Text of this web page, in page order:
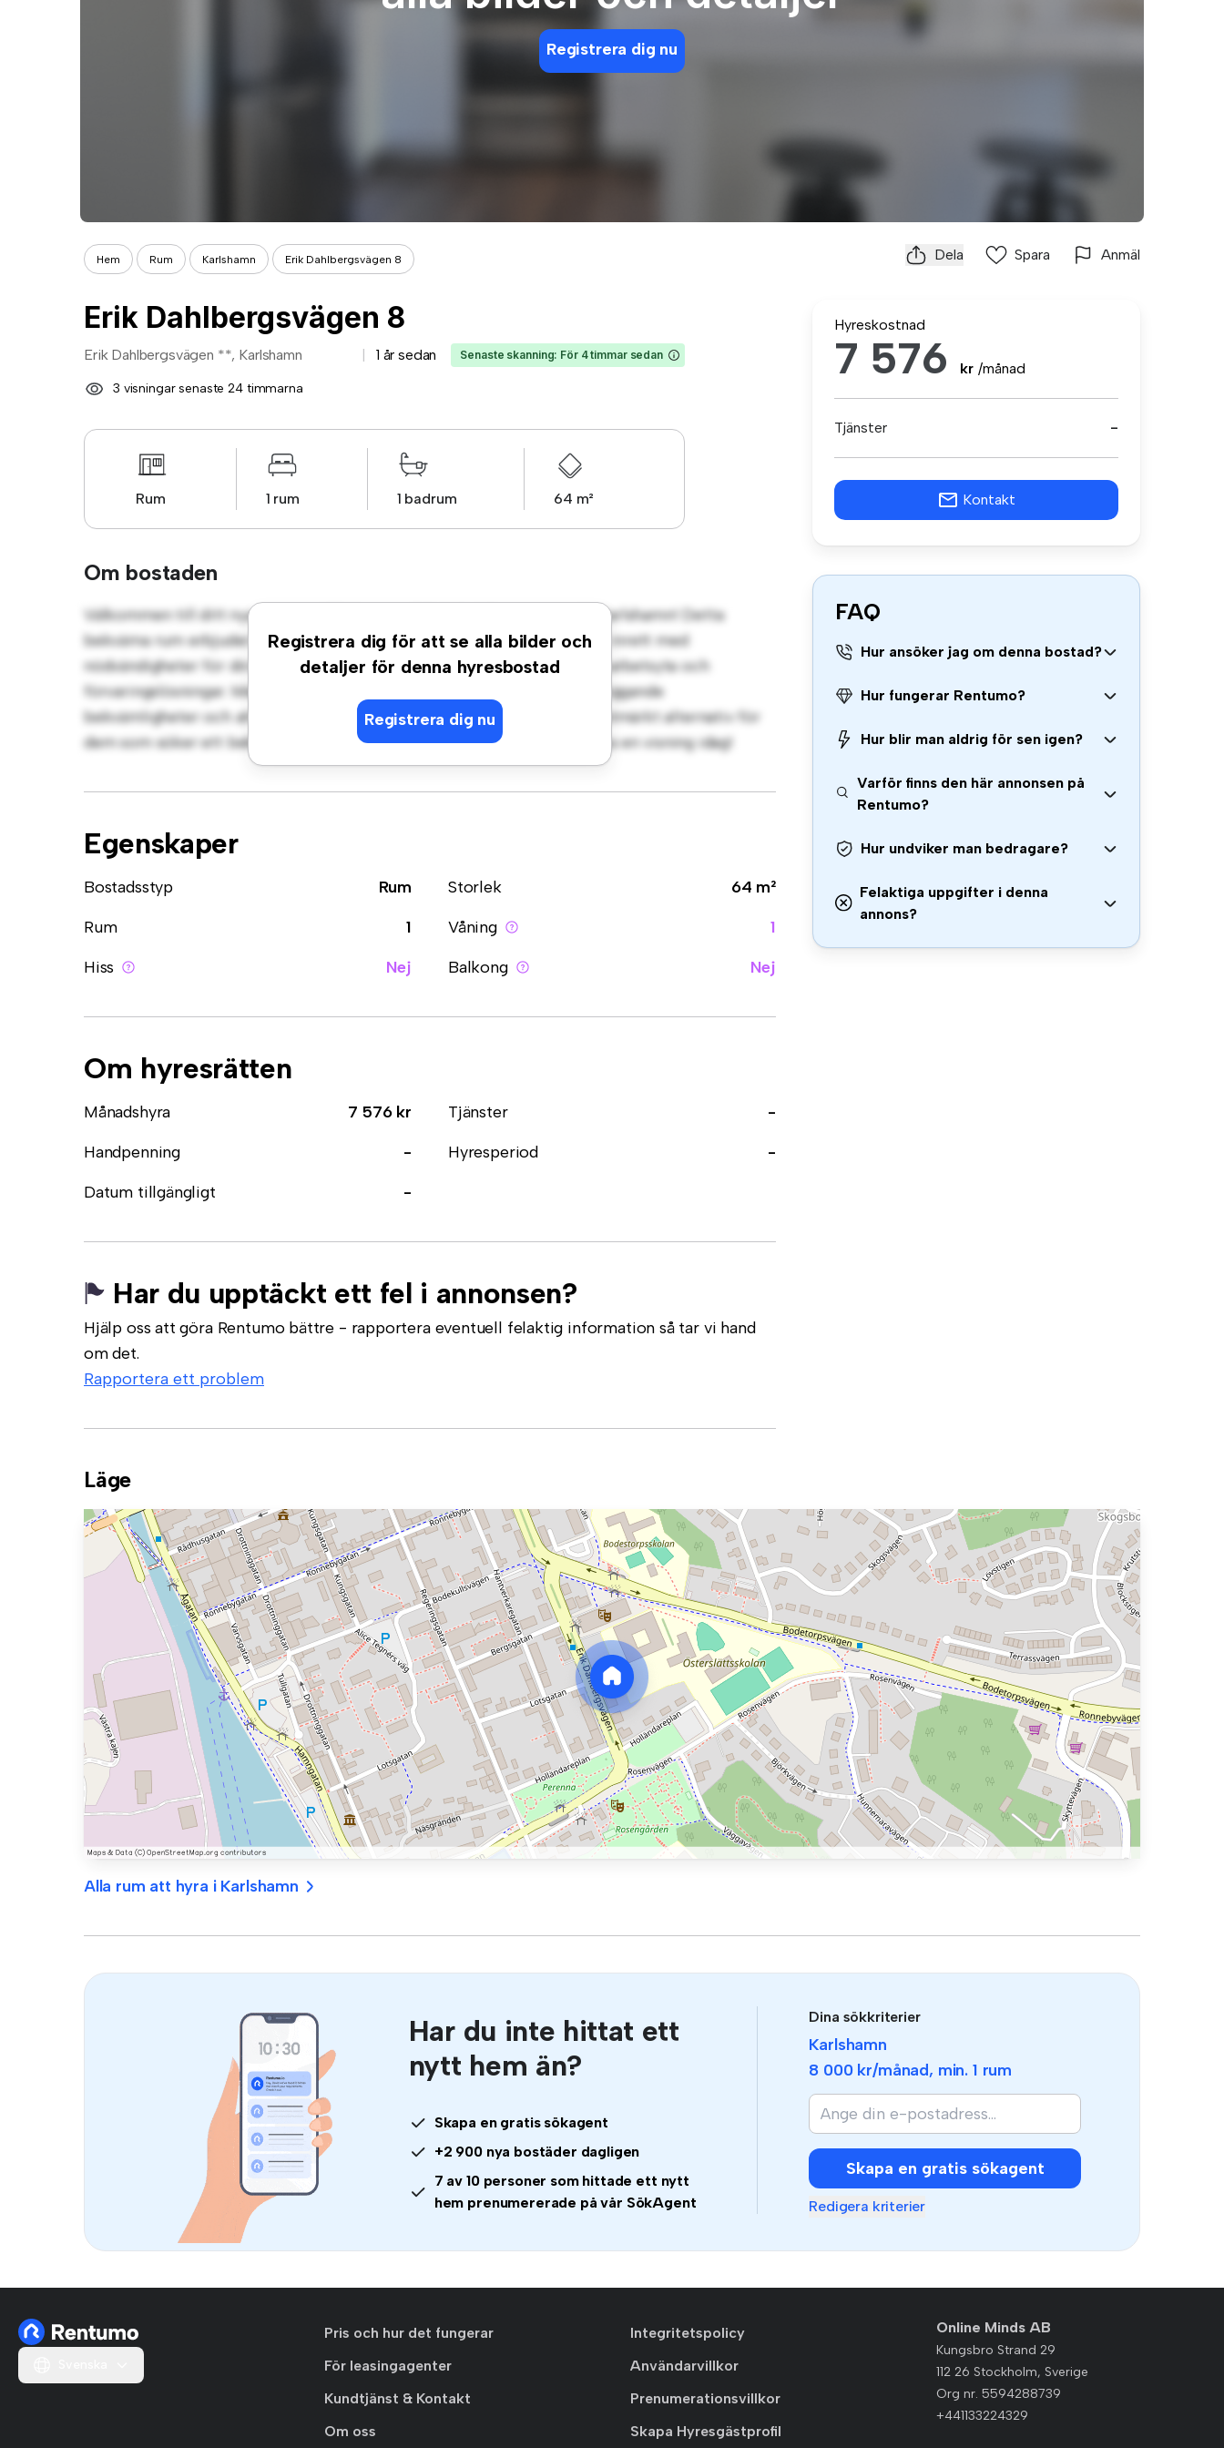
Registrera dig nu
Hem Rum Karlshamn Erik Dahlbergsvägen 8 Dela Spara Anmäl
Erik Dahlbergsvägen 8
Erik Dahlbergsvägen **, Karlshamn 1 år sedan Senaste skanning: För 4 timmar sedan
3 visningar senaste 24 timmarna
Rum 1 rum 1 badrum 64 m²
Om bostaden
Registrera dig för att se alla bilder och
detaljer för denna hyresbostad
Registrera dig nu
Välkommen till ditt nya mysiga tillflyktsort på Erik Dahlbergsvägen 8, Karlshamn! Detta
bekväma rum erbjuder ett fridfullt och privat vardagsrum. Detta rum är inrett med
nödvändigheter för din bekvämlighet och erbjuder en bekväm säng, en arbetsyta och
förvaringslösningar. Med sitt bekväma läge har du enkel tillgång till närliggande
bekvämligheter och attraktioner. Prisvärt till 7 576 kr är detta rum ett utmärkt alternativ för
dem som söker ett bekvämt och bekvämt boende. Missa inte det – boka en visning idag!
Egenskaper
Bostadsstyp Rum Storlek
64 m²
Rum
1 Våning
1
Hiss
Nej Balkong Nej
Om hyresrätten
Månadshyra 7 576 kr Tjänster
-
Handpenning
- Hyresperiod
-
Datum tillgängligt
-
Har du upptäckt ett fel i annonsen?
Hjälp oss att göra Rentumo bättre - rapportera eventuell felaktig information så tar vi hand
om det.
Rapportera ett problem
Hyreskostnad
7 576 kr /månad
Tjänster -
Kontakt
FAQ
Hur ansöker jag om denna bostad?
Hur fungerar Rentumo?
Hur blir man aldrig för sen igen?
Varför finns den här annonsen på
Rentumo?
Hur undviker man bedragare?
Felaktiga uppgifter i denna
annons?
Läge
Alla rum att hyra i Karlshamn
Har du inte hittat ett
nytt hem än?
Skapa en gratis sökagent
+2 900 nya bostäder dagligen
7 av 10 personer som hittade ett nytt
hem prenumererade på vår SökAgent
Dina sökkriterier
Karlshamn
8 000 kr/månad, min. 1 rum
Skapa en gratis sökagent
Redigera kriterier
Pris och hur det fungerar
För leasingagenter
Kundtjänst & Kontakt
Om oss
Integritetspolicy
Användarvillkor
Prenumerationsvillkor
Skapa Hyresgästprofil
Online Minds AB
Kungsbro Strand 29
112 26 Stockholm, Sverige
Org nr. 5594288739
+441133224329